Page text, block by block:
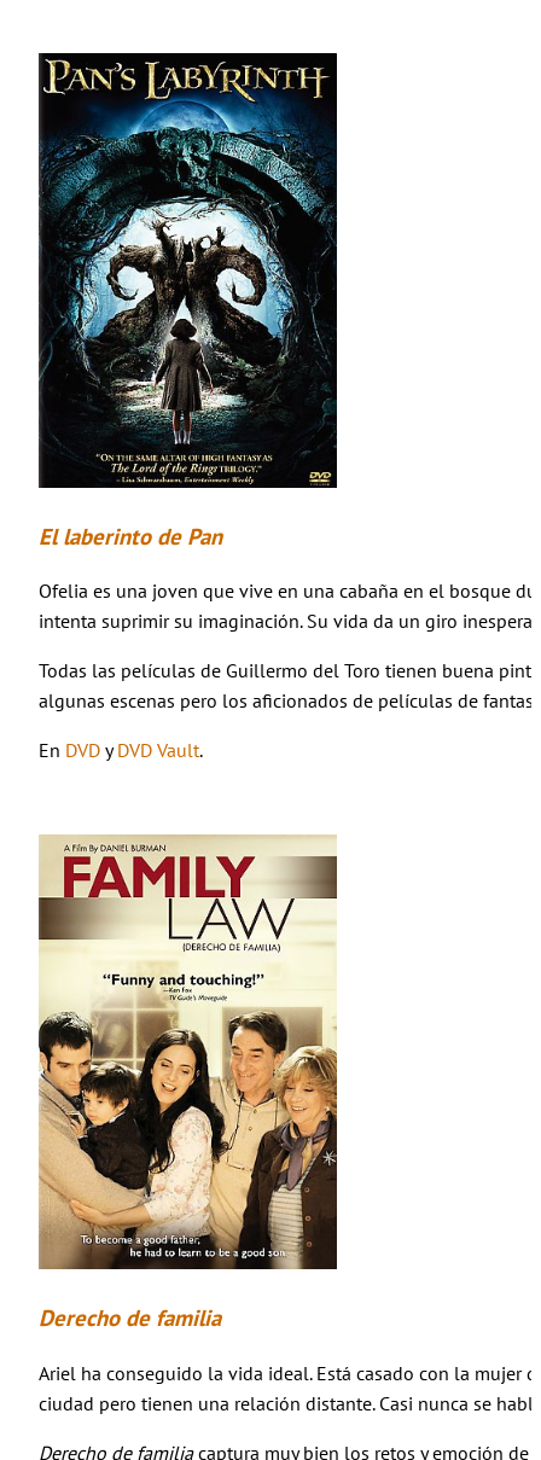
El laberinto de Pan
Ofelia es una joven que vive en una cabaña en el bosque
intenta suprimir su imaginación. Su vida da un giro
Todas las películas de Guillermo del Toro tienen buena
algunas escenas pero los aficionados de películas de
En DVDyDVD Vault.
Derecho de familia
Ariel ha conseguido la vida ideal. Está casado con la mujer
ciudad pero tienen una relación distante. Casi nunca se
Derecho de familiacaptura muy bien los retos y emoción